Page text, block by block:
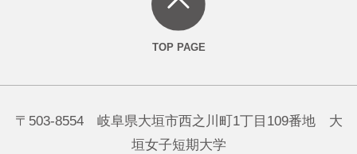
〒503-8554 岐阜県大垣市西之川町1丁目109番地 大
垣女子短期大学